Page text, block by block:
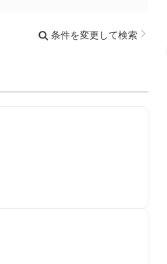
条件を変更して検索